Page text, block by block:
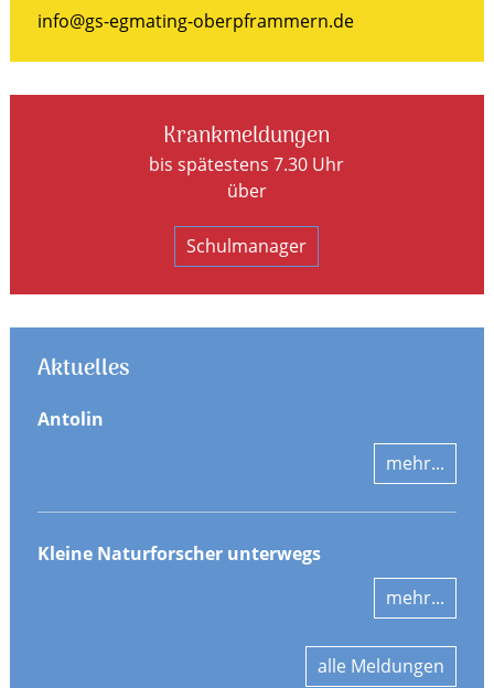
info@gs-egmating-oberpframmern.de
Krankmeldungen
bis spätestens 7.30 Uhr
über
Schulmanager
Aktuelles
Antolin
mehr...
Kleine Naturforscher unterwegs
mehr...
alle Meldungen